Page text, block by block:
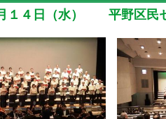
１４日（水） 平野区民